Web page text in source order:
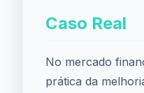
Caso Real
No mercado
prática da